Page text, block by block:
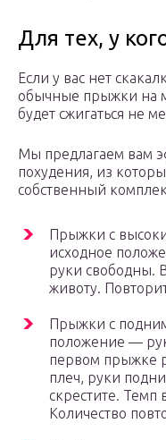
Для тех, у
Если у вас нет
обычные прыжки на
будет сжигаться не
Мы предлагаем вам
похудения, из
собственный
Прыжки с
исходное
руки свободны.
животу.
Прыжки с
положение —
первом прыжке
плеч, руки
скрестите.
Количество